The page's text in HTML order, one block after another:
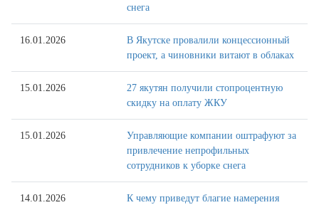
снега
16.01.2026
В Якутске провалили концессионный
проект, а чиновники витают в облаках
15.01.2026
27 якутян получили стопроцентную
скидку на оплату ЖКУ
15.01.2026
Управляющие компании оштрафуют за
привлечение непрофильных
сотрудников к уборке снега
14.01.2026
К чему приведут благие намерения